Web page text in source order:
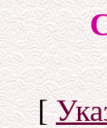
[